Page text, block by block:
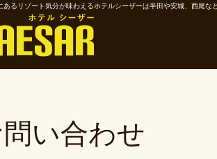
あるリゾート気分が味わえるホテルシーザーは半田や安城、西尾な
い合わせ